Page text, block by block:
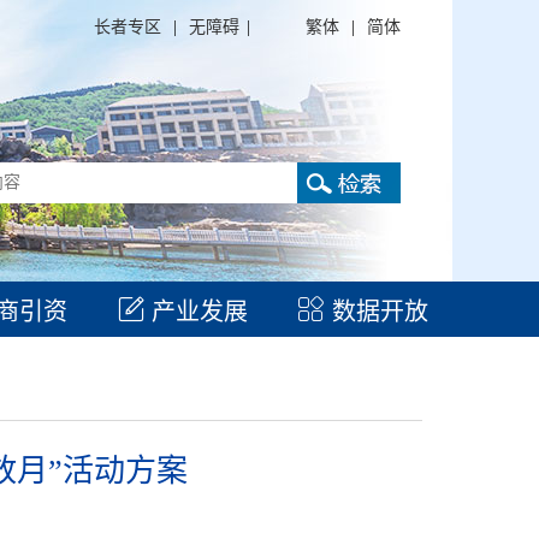
繁体 简体
长者专区 无障碍
引资 产业发展 数据开放
月”活动方案